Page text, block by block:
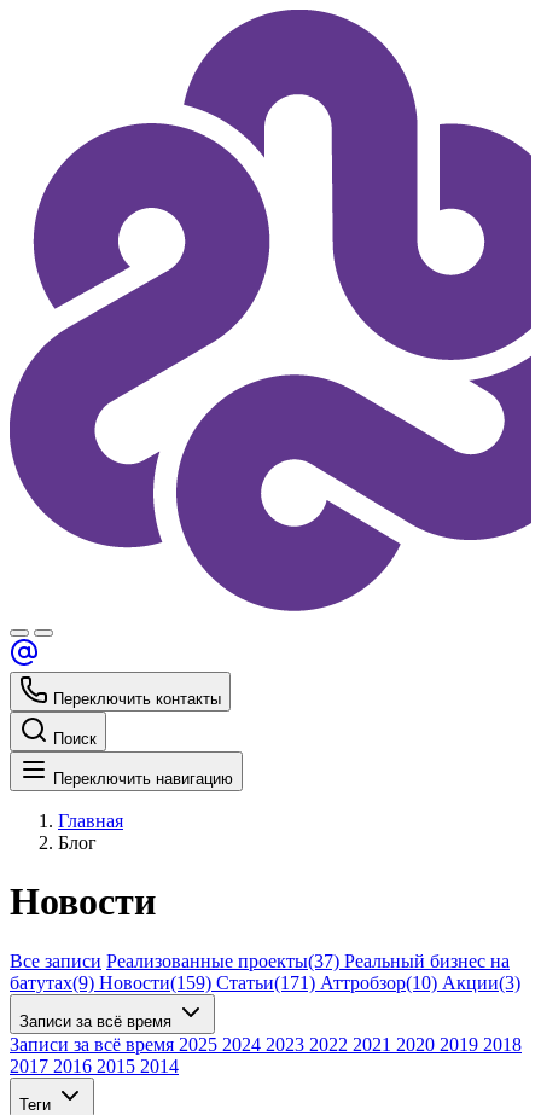
Переключить контакты
Поиск
Переключить навигацию
Главная
Блог
Новости
Все записи Реализованные проекты(37) Реальный бизнес на
батутах(9) Новости(159) Статьи(171) Аттробзор(10) Акции(3)
Записи за всё время
Записи за всё время 2025 2024 2023 2022 2021 2020 2019 2018
2017 2016 2015 2014
Теги